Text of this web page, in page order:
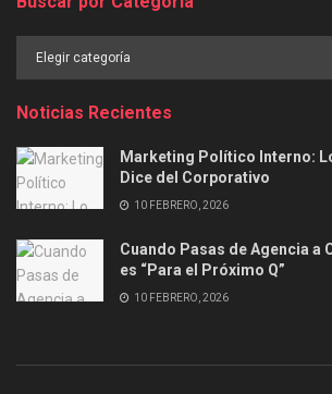
Noticias Recientes
Marketing Político Interno:
Dice del Corporativo
10 FEBRERO, 2026
Cuando Pasas de Agencia a
es “Para el Próximo Q”
10 FEBRERO, 2026